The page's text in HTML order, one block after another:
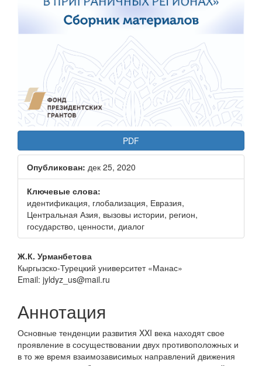
PDF
Опубликован: дек 25, 2020
Ключевые слова:
идентификация, глобализация, Евразия,
Центральная Азия, вызовы истории, регион,
государство, ценности, диалог
Основное
содержание
Ж.К. Урманбетова
Кыргызско-Турецкий университет «Манас»
Email: jyldyz_us@mail.ru
Аннотация
Основные тенденции развития XXI века находят свое
проявление в сосуществовании двух противоположных и
в то же время взаимозависимых направлений движения